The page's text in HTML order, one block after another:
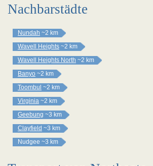
Nachbarstädte
Nundah ~2 km
Wavell Heights ~2 km
Wavell Heights North ~2 km
Banyo ~2 km
Toombul ~2 km
Virginia ~2 km
Geebung ~3 km
Clayfield ~3 km
Nudgee ~3 km